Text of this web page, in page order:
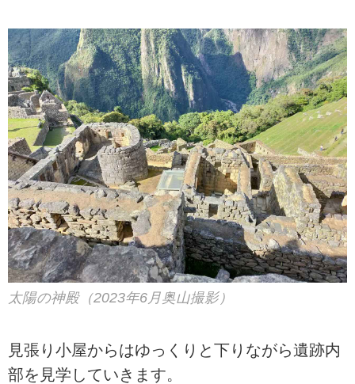
太陽の神殿（2023年6月奥山撮影）
見張り小屋からはゆっくりと下りながら遺跡内
部を見学していきます。